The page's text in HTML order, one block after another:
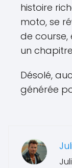
histoire
moto, se
de course,
un
Désolé,
générée